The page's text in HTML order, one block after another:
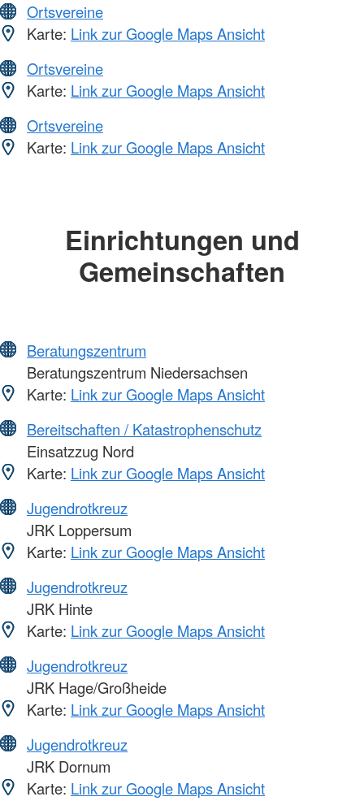
Ortsvereine
Karte: Link zur Google Maps Ansicht
Ortsvereine
Karte: Link zur Google Maps Ansicht
Ortsvereine
Karte: Link zur Google Maps Ansicht
Einrichtungen und
Gemeinschaften
Beratungszentrum
Beratungszentrum Niedersachsen
Karte: Link zur Google Maps Ansicht
Bereitschaften / Katastrophenschutz
Einsatzzug Nord
Karte: Link zur Google Maps Ansicht
Jugendrotkreuz
JRK Loppersum
Karte: Link zur Google Maps Ansicht
Jugendrotkreuz
JRK Hinte
Karte: Link zur Google Maps Ansicht
Jugendrotkreuz
JRK Hage/Großheide
Karte: Link zur Google Maps Ansicht
Jugendrotkreuz
JRK Dornum
Karte: Link zur Google Maps Ansicht